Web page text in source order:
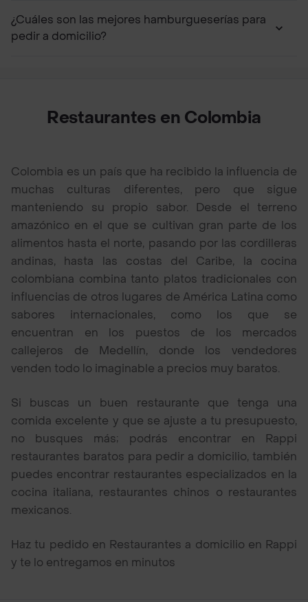
¿Cuáles son las mejores hamburgueserías para
pedir a domicilio?
Restaurantes en Colombia
Colombia es un país que ha recibido la influencia de
muchas culturas diferentes, pero que sigue
manteniendo su propio sabor. Desde el terreno
amazónico en el que se cultivan gran parte de los
alimentos hasta el norte, pasando por las cordilleras
andinas, hasta las costas del Caribe, la cocina
colombiana combina tanto platos tradicionales con
influencias de otros lugares de América Latina como
sabores internacionales, como los que se
encuentran en los puestos de los mercados
callejeros de Medellín, donde los vendedores
venden todo lo imaginable a precios muy baratos.
Si buscas un buen restaurante que tenga una
comida excelente y que se ajuste a tu presupuesto,
no busques más; podrás encontrar en Rappi
restaurantes baratos para pedir a domicilio, también
puedes encontrar restaurantes especializados en la
cocina italiana, restaurantes chinos o restaurantes
mexicanos.
Haz tu pedido en Restaurantes a domicilio en Rappi
y te lo entregamos en minutos